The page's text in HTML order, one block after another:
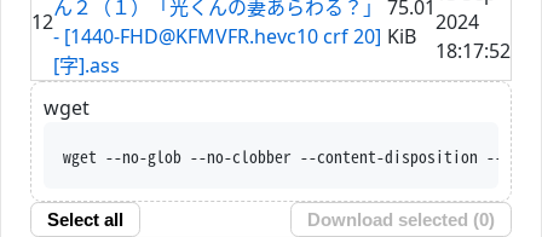
12
ん２（１）「光くんの妻あらわる？」
- [1440-FHD@KFMVFR.hevc10 crf 20]
[字].ass
75.01
KiB
2024
18:17:52
wget
wget --no-glob --no-clobber --content-
Select all Download selected (0)